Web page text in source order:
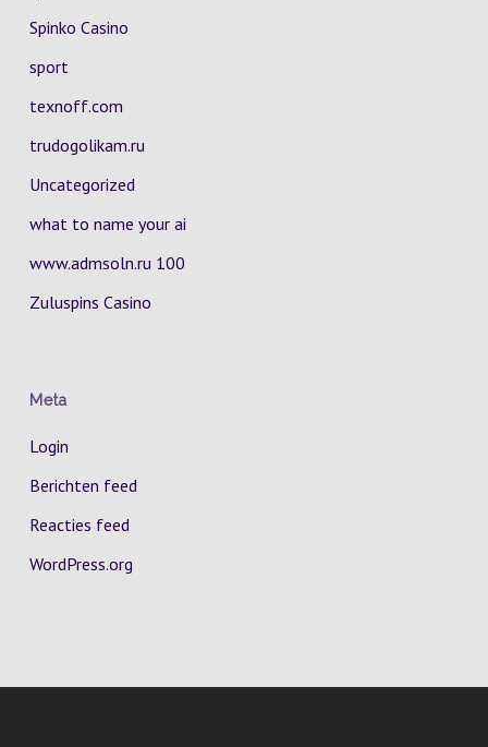
Spinko Casino
sport
texnoff.com
trudogolikam.ru
Uncategorized
what to name your ai
www.admsoln.ru 100
Zuluspins Casino
Meta
Login
Berichten feed
Reacties feed
WordPress.org